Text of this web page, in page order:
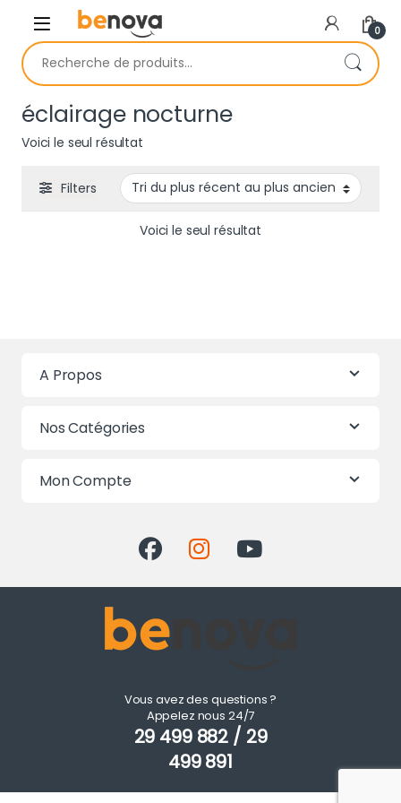
Skip to navigation
Skip to content
0
Recherche pour :
éclairage nocturne
Voici le seul résultat
Filters
Voici le seul résultat
A Propos
Nos Catégories
Mon Compte
Vous avez des questions ?
Appelez nous 24/7
29 499 882 / 29
499 891